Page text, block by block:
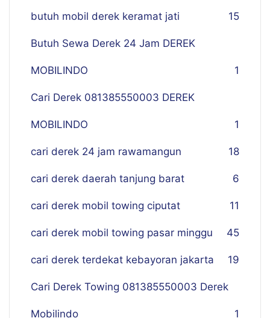
butuh mobil derek keramat jati 15
Butuh Sewa Derek 24 Jam DEREK
MOBILINDO 1
Cari Derek 081385550003 DEREK
MOBILINDO 1
cari derek 24 jam rawamangun 18
cari derek daerah tanjung barat 6
cari derek mobil towing ciputat 11
cari derek mobil towing pasar minggu 45
cari derek terdekat kebayoran jakarta 19
Cari Derek Towing 081385550003 Derek
Mobilindo 1